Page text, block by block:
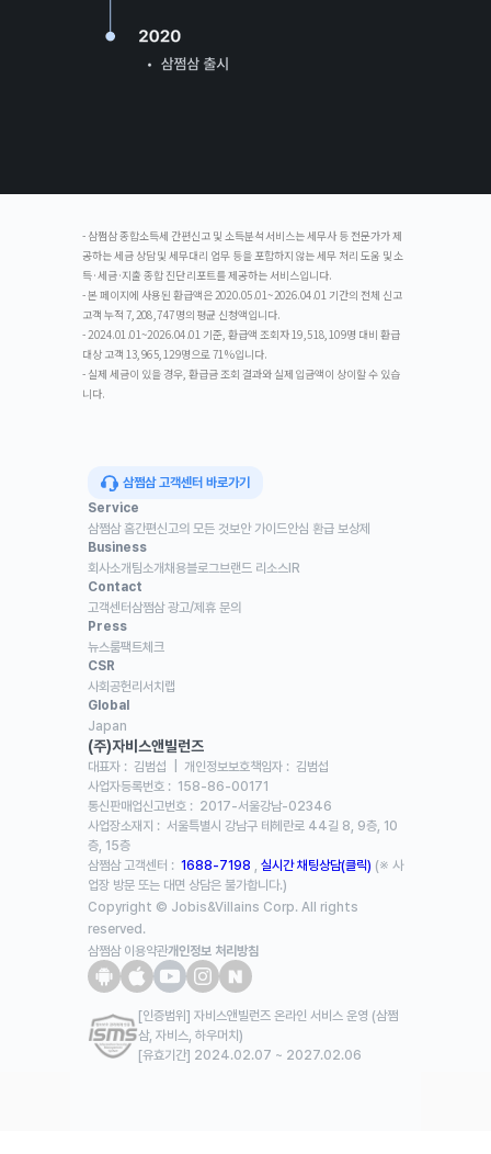
- 삼쩜삼 종합소득세 간편신고 및 소득분석 서비스는 세무사 등 전문가가 제
공하는 세금 상담 및 세무대리 업무 등을 포함하지 않는 세무 처리 도움 및 소
득·세금·지출 종합 진단 리포트를 제공하는 서비스입니다.
- 본 페이지에 사용된 환급액은 2020.05.01~2026.04.01 기간의 전체 신고
고객 누적 7,208,747명의 평균 신청액입니다.
- 2024.01.01~2026.04.01 기준, 환급액 조회자 19,518,109명 대비 환급
대상 고객 13,965,129명으로 71%입니다.
- 실제 세금이 있을 경우, 환급금 조회 결과와 실제 입금액이 상이할 수 있습
니다.